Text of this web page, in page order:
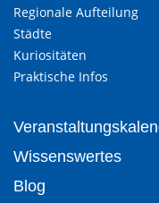
Regionale Aufteilung
Städte
Kuriositäten
Praktische Infos
Wissenswertes
Blog